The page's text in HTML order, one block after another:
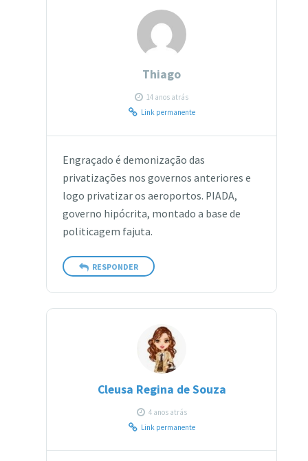
Thiago
14 anos atrás
Link permanente
Engraçado é demonização das
privatizações nos governos anteriores e
logo privatizar os aeroportos. PIADA,
governo hipócrita, montado a base de
politicagem fajuta.
RESPONDER
Cleusa Regina de Souza
4 anos atrás
Link permanente